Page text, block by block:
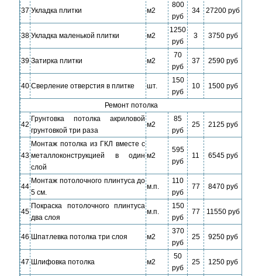
37 Укладка плитки м2
800
руб
34 27200 руб
38 Укладка маленькой плитки м2
1250
руб
3 3750 руб
39 Затирка плитки м2
70
руб
37 2590 руб
40 Сверление отверстия в плитке шт.
150
руб
10 1500 руб
Ремонт потолка
42
Грунтовка потолка акриловой
грунтовкой три раза
м2
85
руб
25 2125 руб
43
Монтаж потолка из ГКЛ вместе с
металлоконструкцией в один
слой
м2
595
руб
11 6545 руб
44
Монтаж потолочного плинтуса до
5 см.
м.п.
110
руб
77 8470 руб
45
Покраска потолочного плинтуса
два слоя
м.п.
150
руб
77 11550 руб
46 Шпатлевка потолка три слоя м2
370
руб
25 9250 руб
47 Шлифовка потолка м2
50
руб
25 1250 руб